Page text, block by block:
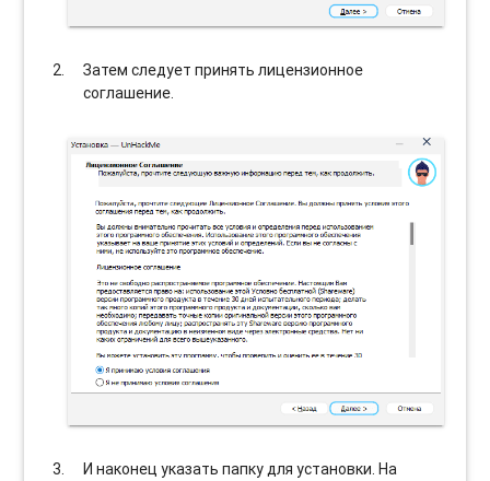
Затем следует принять лицензионное
соглашение.
И наконец указать папку для установки. На